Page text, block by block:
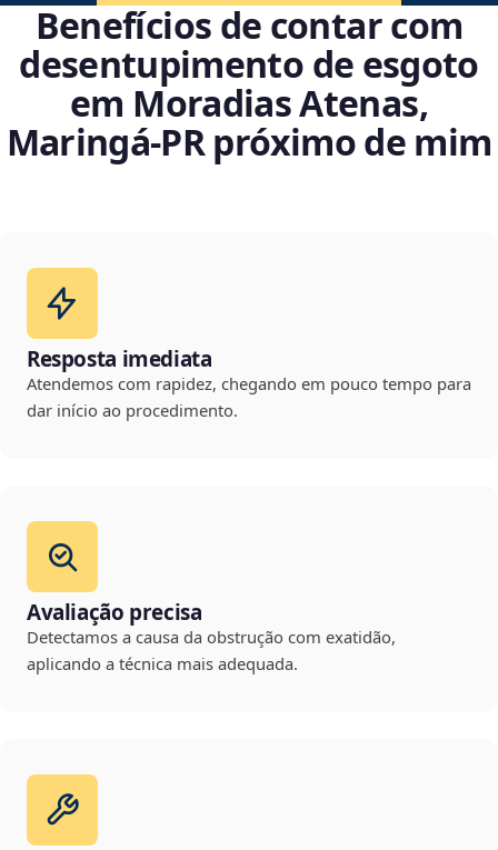
Benefícios de contar com
desentupimento de esgoto
em Moradias Atenas,
Maringá‑PR próximo de mim
Resposta imediata
Atendemos com rapidez, chegando em pouco tempo para
dar início ao procedimento.
Avaliação precisa
Detectamos a causa da obstrução com exatidão,
aplicando a técnica mais adequada.